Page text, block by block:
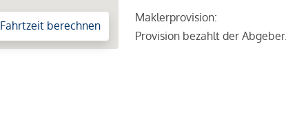
Fahrtzeit berechnen
Maklerprovision:
Provision bezahlt der Abgeber.